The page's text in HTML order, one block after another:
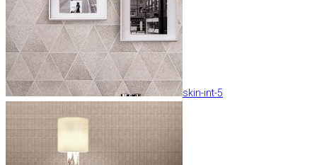
skin-int-5